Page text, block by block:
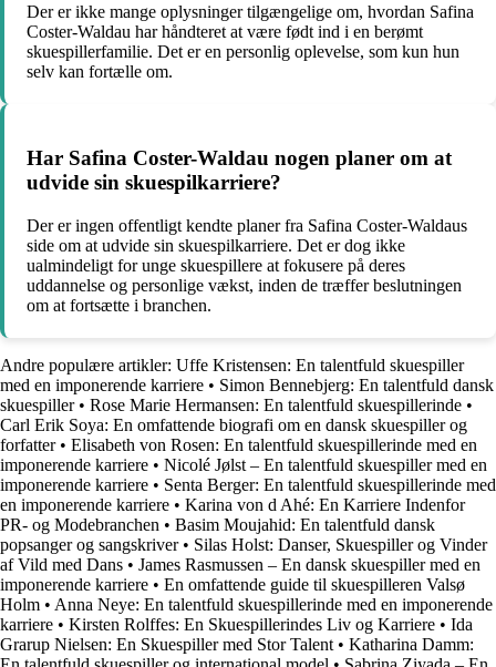
Der er ikke mange oplysninger tilgængelige om, hvordan Safina
Coster-Waldau har håndteret at være født ind i en berømt
skuespillerfamilie. Det er en personlig oplevelse, som kun hun
selv kan fortælle om.
Har Safina Coster-Waldau nogen planer om at
udvide sin skuespilkarriere?
Der er ingen offentligt kendte planer fra Safina Coster-Waldaus
side om at udvide sin skuespilkarriere. Det er dog ikke
ualmindeligt for unge skuespillere at fokusere på deres
uddannelse og personlige vækst, inden de træffer beslutningen
om at fortsætte i branchen.
Andre populære artikler: Uffe Kristensen: En talentfuld skuespiller
med en imponerende karriere • Simon Bennebjerg: En talentfuld dansk
skuespiller• Rose Marie Hermansen: En talentfuld skuespillerinde •
Carl Erik Soya: En omfattende biografi om en dansk skuespiller og
forfatter• Elisabeth von Rosen: En talentfuld skuespillerinde med en
imponerende karriere • Nicolé Jølst – En talentfuld skuespiller med en
imponerende karriere • Senta Berger: En talentfuld skuespillerinde med
en imponerende karriere • Karina von d Ahé: En Karriere Indenfor
PR- og Modebranchen • Basim Moujahid: En talentfuld dansk
popsanger og sangskriver• Silas Holst: Danser, Skuespiller og Vinder
af Vild med Dans • James Rasmussen – En dansk skuespiller med en
imponerende karriere • En omfattende guide til skuespilleren Valsø
Holm • Anna Neye: En talentfuld skuespillerinde med en imponerende
karriere • Kirsten Rolffes: En Skuespillerindes Liv og Karriere • Ida
Grarup Nielsen: En Skuespiller med Stor Talent • Katharina Damm: